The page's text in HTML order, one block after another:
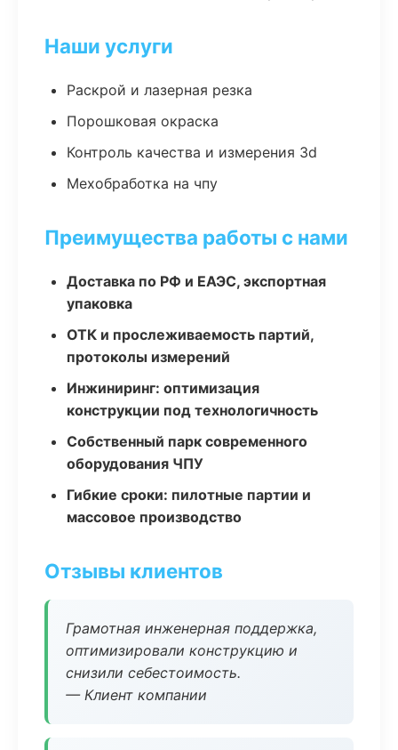
Наши услуги
Раскрой и лазерная резка
Порошковая окраска
Контроль качества и измерения 3d
Мехобработка на чпу
Преимущества работы с нами
Доставка по РФ и ЕАЭС, экспортная
упаковка
ОТК и прослеживаемость партий,
протоколы измерений
Инжиниринг: оптимизация
конструкции под технологичность
Собственный парк современного
оборудования ЧПУ
Гибкие сроки: пилотные партии и
массовое производство
Отзывы клиентов
Грамотная инженерная поддержка,
оптимизировали конструкцию и
снизили себестоимость.
— Клиент компании